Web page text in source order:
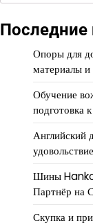
Последние
Опоры для
материалы
Обучение
подготовка
Английский
Шины
Партнёр на
Скупка и